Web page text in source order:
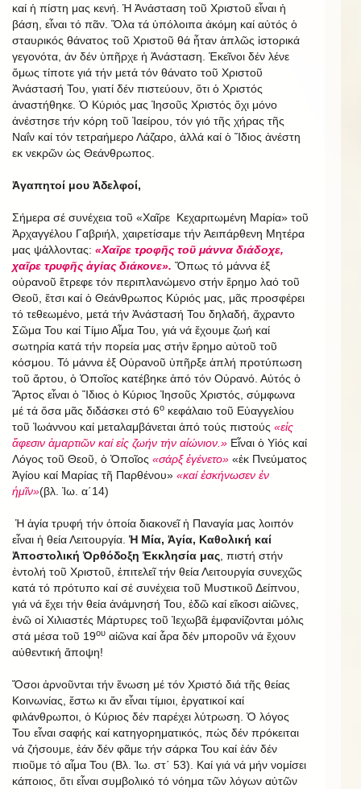
καί ἡ πίστη μας κενή. Ἡ Ἀνάσταση τοῦ Χριστοῦ εἶναι ἡ
βάση, εἶναι τό πᾶν. Ὅλα τά ὑπόλοιπα ἀκόμη καί αὐτός ὁ
σταυρικός θάνατος τοῦ Χριστοῦ θά ἦταν ἁπλῶς ἱστορικά
γεγονότα, ἀν δέν ὑπῆρχε ἡ Ἀνάσταση. Ἐκεῖνοι δέν λένε
ὅμως τίποτε γιά τήν μετά τόν θάνατο τοῦ Χριστοῦ
Ἀνάστασή Του, γιατί δέν πιστεύουν, ὅτι ὁ Χριστός
ἀναστήθηκε. Ὁ Κύριός μας Ἰησοῦς Χριστός ὄχι μόνο
ἀνέστησε τήν κόρη τοῦ Ἰαείρου, τόν γιό τῆς χήρας τῆς
Ναΐν καί τόν τετραήμερο Λάζαρο, ἀλλά καί ὁ Ἴδιος ἀνέστη
εκ νεκρῶν ὡς Θεάνθρωπος.
Ἀγαπητοί μου Ἀδελφοί,
Σήμερα σέ συνέχεια τοῦ «Χαῖρε Κεχαριτωμένη Μαρία» τοῦ
Ἀρχαγγέλου Γαβριήλ, χαιρετίσαμε τήν Ἀειπάρθενη Μητέρα
μας ψάλλοντας: «Χαῖρε τροφῆς τοῦ μάννα διάδοχε,
χαῖρε τρυφῆς ἁγίας διάκονε». Ὅπως τό μάννα ἐξ
οὐρανοῦ ἔτρεφε τόν περιπλανώμενο στήν ἔρημο λαό τοῦ
Θεοῦ, ἔτσι καί ὁ Θεάνθρωπος Κύριός μας, μᾶς προσφέρει
τό τεθεωμένο, μετά τήν Ἀνάστασή Του δηλαδή, ἄχραντο
Σῶμα Του καί Τίμιο Αἷμα Του, γιά νά ἔχουμε ζωή καί
σωτηρία κατά τήν πορεία μας στήν ἔρημο αὐτοῦ τοῦ
κόσμου. Τό μάννα ἐξ Οὐρανοῦ ὑπῆρξε ἁπλή προτύπωση
τοῦ ἄρτου, ὁ Ὁποῖος κατέβηκε ἀπό τόν Οὐρανό. Αὐτός ὁ
Ἄρτος εἶναι ὁ Ἴδιος ὁ Kύριος Ἰησοῦς Χριστός, σύμφωνα
μέ τά ὅσα μᾶς διδάσκει στό 6ο κεφάλαιο τοῦ Εὐαγγελίου
τοῦ Ἰωάννου καί μεταλαμβάνεται ἀπό τούς πιστούς «εἰς
ἄφεσιν ἁμαρτιῶν καί εἰς ζωήν τήν αἰώνιον.» Εἶναι ὁ Υἱός καί
Λόγος τοῦ Θεοῦ, ὁ Ὁποῖος «σάρξ ἐγένετο» «ἐκ Πνεύματος
Ἁγίου καί Μαρίας τῆ Παρθένου» «καί ἐσκήνωσεν ἐν
ἡμῖν»(βλ. Ἰω. α΄14)
Ἡ ἁγία τρυφή τήν ὁποία διακονεῖ ἡ Παναγία μας λοιπόν
εἶναι ἡ θεία Λειτουργία. Ἡ Μία, Ἁγία, Καθολική καί
Ἀποστολική Ὀρθόδοξη Ἐκκλησία μας , πιστή στήν
ἐντολή τοῦ Χριστοῦ, ἐπιτελεῖ τήν θεία Λειτουργία συνεχῶς
κατά τό πρότυπο καί σέ συνέχεια τοῦ Μυστικοῦ Δείπνου,
γιά νά ἔχει τήν θεία ἀνάμνησή Του, ἐδῶ καί εἴκοσι αἰῶνες,
ἐνῶ οἱ Χιλιαστές Μάρτυρες τοῦ Ἱεχωβᾶ ἐμφανίζονται μόλις
στά μέσα τοῦ 19ου αἰῶνα καί ἆρα δέν μποροῦν νά ἔχουν
αὐθεντική ἄποψη!
Ὅσοι ἀρνοῦνται τήν ἕνωση μέ τόν Χριστό διά τῆς θείας
Κοινωνίας, ἔστω κι ἄν εἶναι τίμιοι, ἐργατικοί καί
φιλάνθρωποι, ὁ Κύριος δέν παρέχει λύτρωση. Ὁ λόγος
Του εἶναι σαφής καί κατηγορηματικός, πώς δέν πρόκειται
νά ζήσουμε, ἐάν δέν φᾶμε τήν σάρκα Του καί ἐάν δέν
πιοῦμε τό αἷμα Του (Βλ. Ἰω. στ΄ 53). Καί γιά νά μήν νομίσει
κάποιος, ὅτι εἶναι συμβολικό τό νόημα τῶν λόγων αὐτῶν